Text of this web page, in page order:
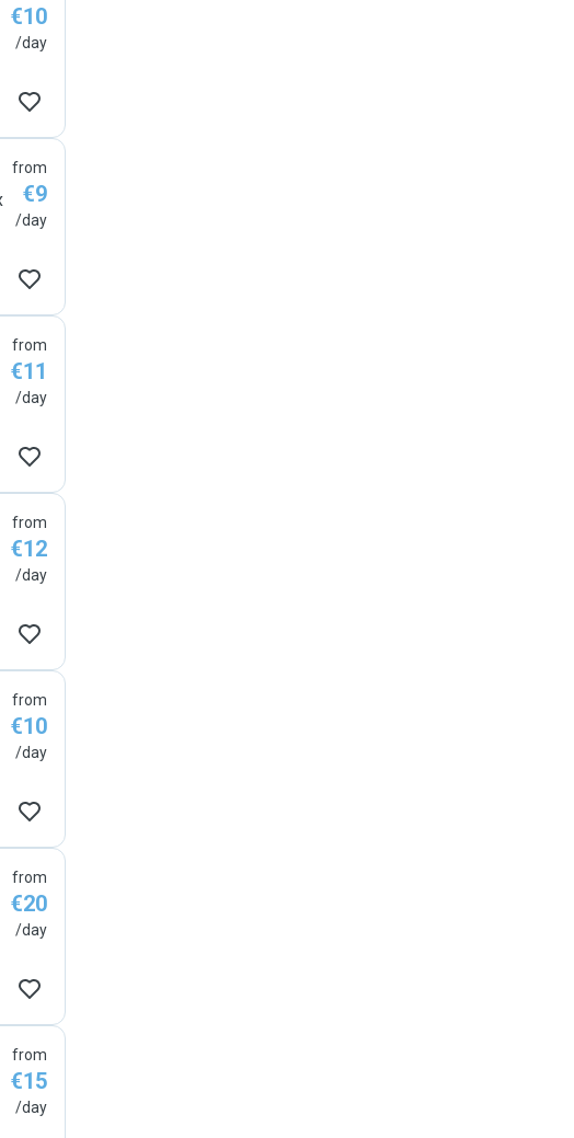
€10
/day
from
€9
/day
from
€11
/day
from
€12
/day
from
€10
/day
from
€20
/day
from
€15
/day